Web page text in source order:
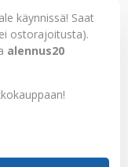
käynnissä! Saat
ostorajoitusta).
alennus20